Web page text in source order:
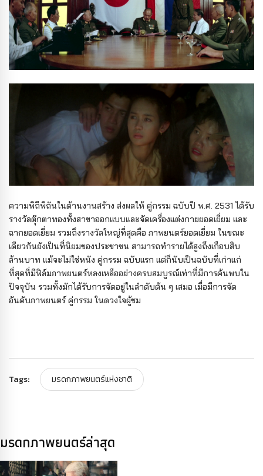
ความพิถีพิถันในด้านงานสร้าง ส่งผลให้ คู่กรรม ฉบับปี พ.ศ. 2531 ได้รับ
รางวัลตุ๊กตาทองทั้งสาขาออกแบบและจัดเครื่องแต่งกายยอดเยี่ยม และ
ฉากยอดเยี่ยม รวมถึงรางวัลใหญ่ที่สุดคือ ภาพยนตร์ยอดเยี่ยม ในขณะ
เดียวกันยังเป็นที่นิยมของประชาชน สามารถทำรายได้สูงถึงเกือบสิบ
ล้านบาท แม้จะไม่ใช่หนัง คู่กรรม ฉบับแรก แต่ก็นับเป็นฉบับที่เก่าแก่
ที่สุดที่มีฟิล์มภาพยนตร์หลงเหลืออย่างครบสมบูรณ์เท่าที่มีการค้นพบใน
ปัจจุบัน รวมทั้งมักได้รับการจัดอยู่ในลำดับต้น ๆ เสมอ เมื่อมีการจัด
อันดับภาพยนตร์ คู่กรรม ในดวงใจผู้ชม
Tags: มรดกภาพยนตร์แห่งชาติ
มรดกภาพยนตร์ล่าสุด